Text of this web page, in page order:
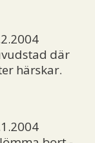
där
härskar.